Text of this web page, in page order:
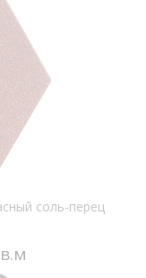
соль-перец